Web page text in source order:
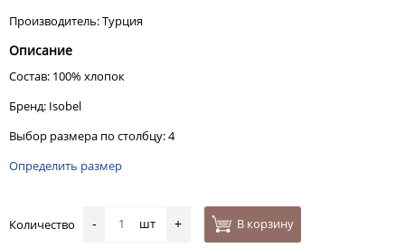
Производитель: Турция
Описание
Состав: 100% хлопок
Бренд: Isobel
Выбор размера по столбцу: 4
Определить размер
Количество - шт + В корзину